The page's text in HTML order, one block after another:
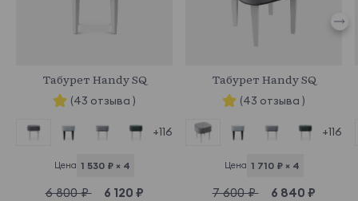
Табурет Handy SQ
(43 отзыва )
+116
Цена 1 530 ₽ × 4
6 800 ₽ 6 120 ₽
Табурет Handy SQ
(43 отзыва )
+116
Цена 1 710 ₽ × 4
7 600 ₽ 6 840 ₽